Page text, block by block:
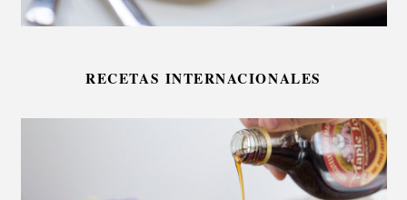
RECETAS INTERNACIONALES